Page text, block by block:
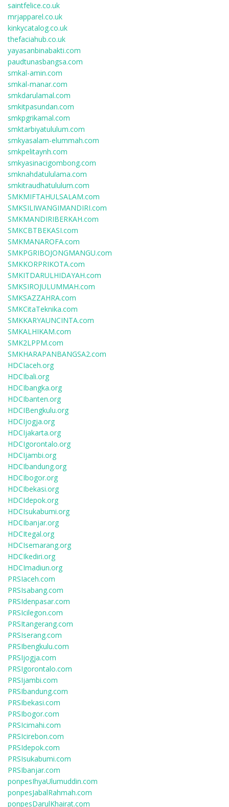
saintfelice.co.uk
mrjapparel.co.uk
kinkycatalog.co.uk
thefaciahub.co.uk
yayasanbinabakti.com
paudtunasbangsa.com
smkal-amin.com
smkal-manar.com
smkdarulamal.com
smkitpasundan.com
smkpgrikamal.com
smktarbiyatululum.com
smkyasalam-elummah.com
smkpelitaynh.com
smkyasinacigombong.com
smknahdatululama.com
smkitraudhatululum.com
SMKMIFTAHULSALAM.com
SMKSILIWANGIMANDIRI.com
SMKMANDIRIBERKAH.com
SMKCBTBEKASI.com
SMKMANAROFA.com
SMKPGRIBOJONGMANGU.com
SMKKORPRIKOTA.com
SMKITDARULHIDAYAH.com
SMKSIROJULUMMAH.com
SMKSAZZAHRA.com
SMKCitaTeknika.com
SMKKARYAUNCINTA.com
SMKALHIKAM.com
SMK2LPPM.com
SMKHARAPANBANGSA2.com
HDCIaceh.org
HDCIbali.org
HDCIbangka.org
HDCIbanten.org
HDCIBengkulu.org
HDCIjogja.org
HDCIjakarta.org
HDCIgorontalo.org
HDCIjambi.org
HDCIbandung.org
HDCIbogor.org
HDCIbekasi.org
HDCIdepok.org
HDCIsukabumi.org
HDCIbanjar.org
HDCItegal.org
HDCIsemarang.org
HDCIkediri.org
HDCImadiun.org
PRSIaceh.com
PRSIsabang.com
PRSIdenpasar.com
PRSIcilegon.com
PRSItangerang.com
PRSIserang.com
PRSIbengkulu.com
PRSIjogja.com
PRSIgorontalo.com
PRSIjambi.com
PRSIbandung.com
PRSIbekasi.com
PRSIbogor.com
PRSIcimahi.com
PRSIcirebon.com
PRSIdepok.com
PRSIsukabumi.com
PRSIbanjar.com
ponpesIhyaUlumuddin.com
ponpesJabalRahmah.com
ponpesDarulKhairat.com